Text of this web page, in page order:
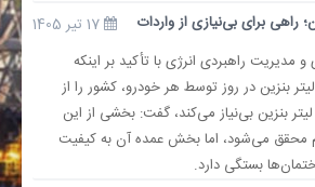
راهی برای بی‌نیازی از واردات
مدیریت راهبردی انرژی با تأکید بر اینکه
در روز توسط هر خودرو، کشور را از
20 میلیون لیتر بنزین بی‌نیاز می‌کند، گفت: بخشی از این
محقق می‌شود، اما بخش عمده آن به کیفیت
بستگی دارد.